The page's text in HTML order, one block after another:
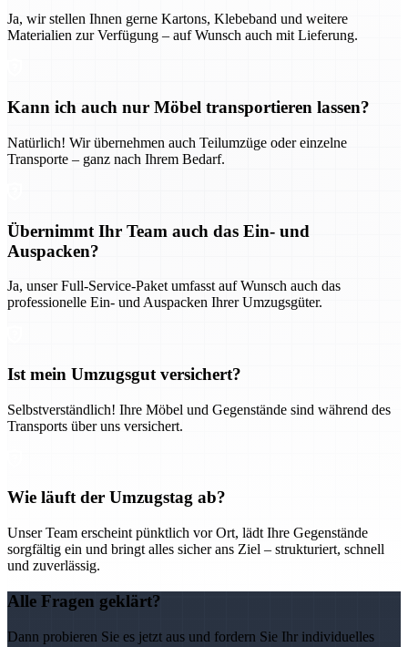
Ja, wir stellen Ihnen gerne Kartons, Klebeband und weitere
Materialien zur Verfügung – auf Wunsch auch mit Lieferung.
Kann ich auch nur Möbel transportieren lassen?
Natürlich! Wir übernehmen auch Teilumzüge oder einzelne
Transporte – ganz nach Ihrem Bedarf.
Übernimmt Ihr Team auch das Ein- und
Auspacken?
Ja, unser Full-Service-Paket umfasst auf Wunsch auch das
professionelle Ein- und Auspacken Ihrer Umzugsgüter.
Ist mein Umzugsgut versichert?
Selbstverständlich! Ihre Möbel und Gegenstände sind während des
Transports über uns versichert.
Wie läuft der Umzugstag ab?
Unser Team erscheint pünktlich vor Ort, lädt Ihre Gegenstände
sorgfältig ein und bringt alles sicher ans Ziel – strukturiert, schnell
und zuverlässig.
Alle Fragen geklärt?
Dann probieren Sie es jetzt aus und fordern Sie Ihr individuelles